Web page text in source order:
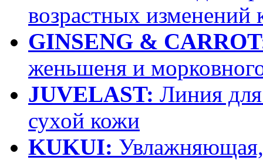
возрастных изменений
GINSENG &
женьшеня и
JUVELAST: Линия
сухой кожи
KUKUI: Увлажняющая,